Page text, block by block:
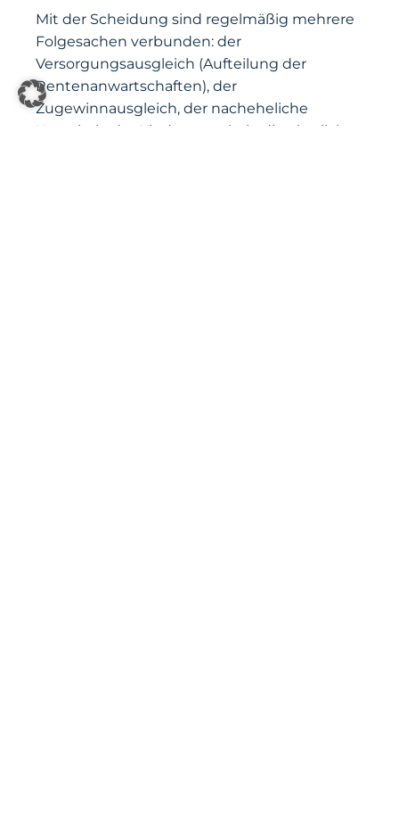
Mit der Scheidung sind regelmäßig mehrere
Folgesachen verbunden: der
Versorgungsausgleich (Aufteilung der
Rentenanwartschaften), der
Zugewinnausgleich, der nacheheliche
Unterhalt, der Kindesunterhalt, die elterliche